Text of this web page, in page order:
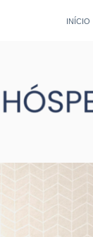
INÍCIO